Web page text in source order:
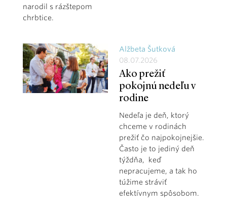
narodil s rázštepom
chrbtice.
Alžbeta Šutková
08.07.2026
Ako prežiť
pokojnú nedeľu v
rodine
Nedeľa je deň, ktorý
chceme v rodinách
prežiť čo najpokojnejšie.
Často je to jediný deň
týždňa, keď
nepracujeme, a tak ho
túžime stráviť
efektívnym spôsobom.